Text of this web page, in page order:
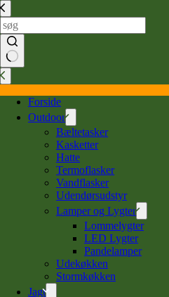
Spring
til
indhold
Ingen
resultater
Forside
Outdoor
Bæltetasker
Kasketter
Hatte
Termoflasker
Vandflasker
Udendørsudstyr
Lamper og Lygter
Lommelygter
LED Lygter
Pandelamper
Udekøkken
Stormkøkken
Jagt